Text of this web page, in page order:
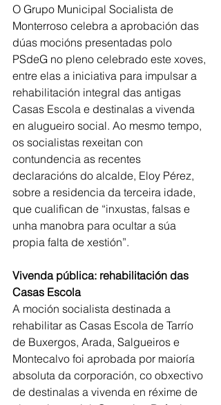
O Grupo Municipal Socialista de
Monterroso celebra a aprobación das
dúas mocións presentadas polo
PSdeG no pleno celebrado este xoves,
entre elas a iniciativa para impulsar a
rehabilitación integral das antigas
Casas Escola e destinalas a vivenda
en alugueiro social. Ao mesmo tempo,
os socialistas rexeitan con
contundencia as recentes
declaracións do alcalde, Eloy Pérez,
sobre a residencia da terceira idade,
que cualifican de “inxustas, falsas e
unha manobra para ocultar a súa
propia falta de xestión”.
Vivenda pública: rehabilitación das
Casas Escola
A moción socialista destinada a
rehabilitar as Casas Escola de Tarrío
de Buxergos, Arada, Salgueiros e
Montecalvo foi aprobada por maioría
absoluta da corporación, co obxectivo
de destinalas a vivenda en réxime de